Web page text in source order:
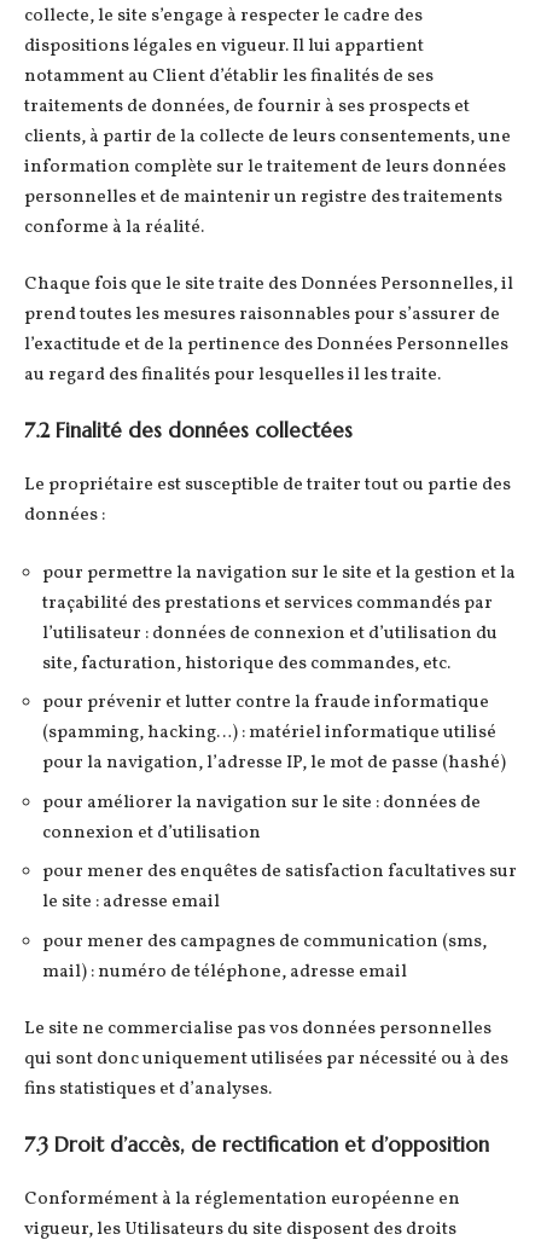
collecte, le site s’engage à respecter le cadre des
dispositions légales en vigueur. Il lui appartient
notamment au Client d’établir les finalités de ses
traitements de données, de fournir à ses prospects et
clients, à partir de la collecte de leurs consentements, une
information complète sur le traitement de leurs données
personnelles et de maintenir un registre des traitements
conforme à la réalité.
Chaque fois que le site traite des Données Personnelles, il
prend toutes les mesures raisonnables pour s’assurer de
l’exactitude et de la pertinence des Données Personnelles
au regard des finalités pour lesquelles il les traite.
7.2 Finalité des données collectées
Le propriétaire est susceptible de traiter tout ou partie des
données :
pour permettre la navigation sur le site et la gestion et la
traçabilité des prestations et services commandés par
l’utilisateur : données de connexion et d’utilisation du
site, facturation, historique des commandes, etc.
pour prévenir et lutter contre la fraude informatique
(spamming, hacking…) : matériel informatique utilisé
pour la navigation, l’adresse IP, le mot de passe (hashé)
pour améliorer la navigation sur le site : données de
connexion et d’utilisation
pour mener des enquêtes de satisfaction facultatives sur
le site : adresse email
pour mener des campagnes de communication (sms,
mail) : numéro de téléphone, adresse email
Le site ne commercialise pas vos données personnelles
qui sont donc uniquement utilisées par nécessité ou à des
fins statistiques et d’analyses.
7.3 Droit d’accès, de rectification et d’opposition
Conformément à la réglementation européenne en
vigueur, les Utilisateurs du site disposent des droits